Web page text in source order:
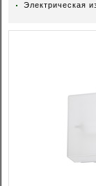
Электрическая